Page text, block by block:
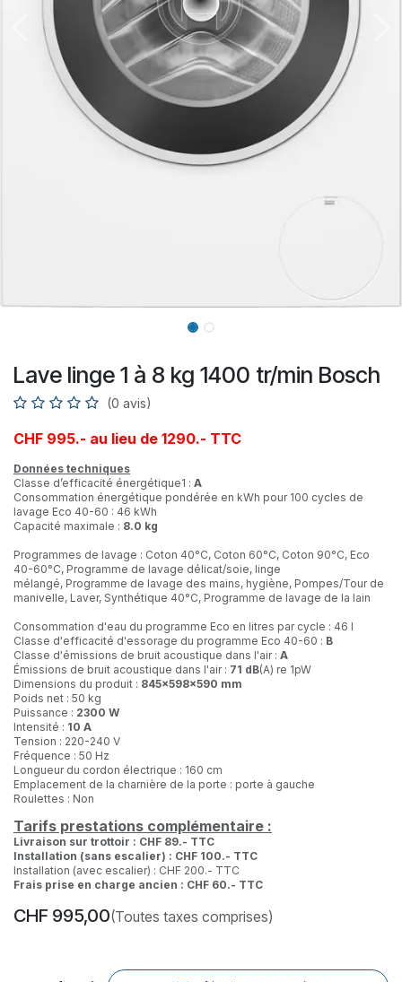
Lave linge 1 à 8 kg 1400 tr/min Bosch
(0 avis)
CHF 995.- au lieu de 1290.- TTC
Données techniques
Classe d’efficacité énergétique1 : A
Consommation énergétique pondérée en kWh pour 100 cycles de
lavage Eco 40-60 : 46 kWh
Capacité maximale : 8.0 kg
Programmes de lavage : Coton 40°C, Coton 60°C, Coton 90°C, Eco
40-60°C, Programme de lavage délicat/soie, linge
mélangé, Programme de lavage des mains, hygiène, Pompes/Tour de
manivelle, Laver, Synthétique 40°C, Programme de lavage de la lain
Consommation d'eau du programme Eco en litres par cycle : 46 l
Classe d'efficacité d'essorage du programme Eco 40-60 : B
Classe d'émissions de bruit acoustique dans l'air : A
Émissions de bruit acoustique dans l'air : 71 dB(A) re 1pW
Dimensions du produit : 845x598x590 mm
Poids net : 50 kg
Puissance : 2300 W
Intensité : 10 A
Tension : 220-240 V
Fréquence : 50 Hz
Longueur du cordon électrique : 160 cm
Emplacement de la charnière de la porte : porte à gauche
Roulettes : Non
Tarifs prestations complémentaire :
Livraison sur trottoir : CHF 89.- TTC
Installation (sans escalier) : CHF 100.- TTC
Installation (avec escalier) : CHF 200.- TTC
Frais prise en charge ancien : CHF 60.- TTC
CHF 995,00(Toutes taxes comprises)